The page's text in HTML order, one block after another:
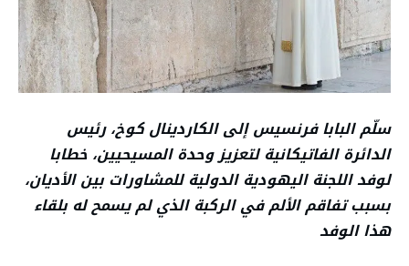
سلّم البابا فرنسيس إلى الكاردينال كوخ، رئيس
الدائرة الفاتيكانية لتعزيز وحدة المسيحيين، خطابا
لوفد اللجنة اليهودية الدولية للمشاورات بين الأديان،
بسبب تفاقم الألم في الركبة الذي لم يسمح له بلقاء
هذا الوفد